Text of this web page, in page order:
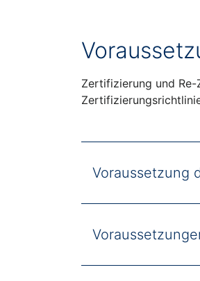
Zertifizierung und
Voraussetzung